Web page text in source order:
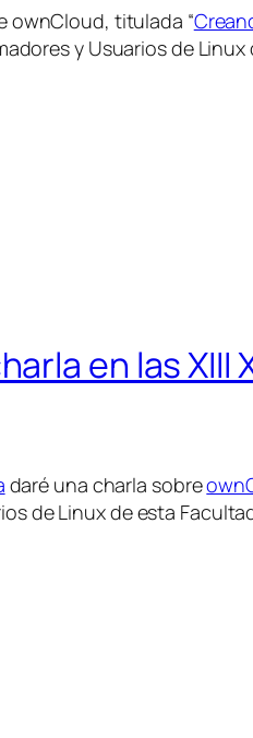
ownCloud, titulada “
y Usuarios de Linux
en las XIII
daré una charla sobre
de Linux de esta